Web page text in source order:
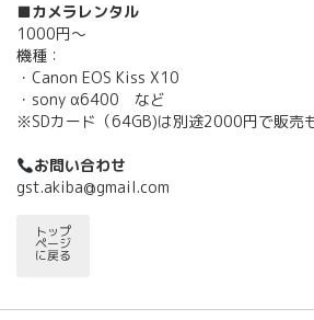
■カメラレンタル
1000円～
機種：
・Canon EOS Kiss X10
・sony α6400 など
※SDカード（64GB)は別途2000円で販売
お問い合わせ
gst.akiba@gmail.com
トップ
ページ
に戻る